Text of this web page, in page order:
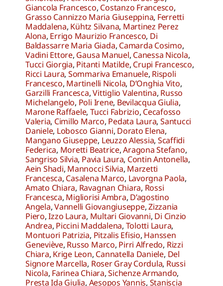
Giancola Francesco, Costanzo Francesco,
Grasso Cannizzo Maria Giuseppina, Ferretti
Maddalena, Kühtz Silvana, Martinez Perez
Alona, Errigo Maurizio Francesco, Di
Baldassarre Maria Giada, Camarda Cosimo,
Vadini Ettore, Gausa Manuel, Canessa Nicola,
Tucci Giorgia, Pitanti Matilde, Crupi Francesco,
Ricci Laura, Sommariva Emanuele, Rispoli
Francesco, Martinelli Nicola, D’Onghia Vito,
Garzilli Francesca,Vittiglio Valentina, Russo
Michelangelo, Poli Irene, Bevilacqua Giulia,
Marone Raffaele, Tucci Fabrizio, Cecafosso
Valeria, Cimillo Marco, Pedata Laura, Santucci
Daniele, Lobosco Gianni, Dorato Elena,
Mangano Giuseppe, Leuzzo Alessia, Scaffidi
Federica, Moretti Beatrice,Aragona Stefano,
Sangriso Silvia, Pavia Laura, Contin Antonella,
Aein Shadi, Mannocci Silvia, Marzetti
Francesca, Casalena Marco, Lavorgna Paola,
Amato Chiara, Ravagnan Chiara, Rossi
Francesca, Migliorisi Ambra, D’agostino
Angela,Vannelli Giovangiuseppe,Zizzania
Piero,Izzo Laura, Multari Giovanni, Di Cinzio
Andrea, Piccini Maddalena, Tolotti Laura,
Montuori Patrizia, Pitzalis Efisio, Hanssen
Geneviève, Russo Marco, Pirri Alfredo, Rizzi
Chiara, Krige Leon, Cannatella Daniele, Del
Signore Marcella, Roser Gray Cordula, Russi
Nicola, Farinea Chiara,Sichenze Armando,
Presta Ida Giulia, Aesopos Yannis, Staniscia